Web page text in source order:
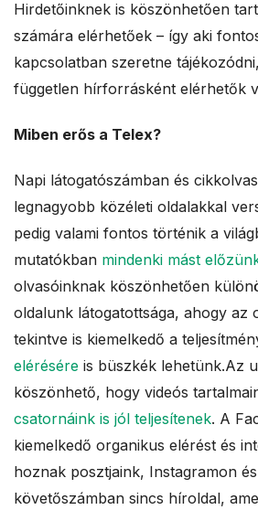
Hirdetőinknek is köszönhetően
számára elérhetőek – így aki
kapcsolatban szeretne
független hírforrásként elérhetők
Miben erős a Telex?
Napi látogatószámban és
legnagyobb közéleti oldalakkal
pedig valami fontos történik a
mutatókban mindenki mást
olvasóinknak köszönhetően
oldalunk látogatottsága, ahogy az
tekintve is kiemelkedő a
elérésére is büszkék lehetünk.Az
köszönhető, hogy videós
csatornáink is jól teljesítenek. A
kiemelkedő organikus elérést és
hoznak posztjaink, Instagramon
követőszámban sincs híroldal,